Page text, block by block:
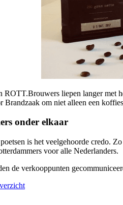
ROTT.Brouwers liepen langer met
Brandzaak om niet alleen een
onder elkaar
is het veelgehoorde credo.
voor alle Nederlanders.
de verkooppunten